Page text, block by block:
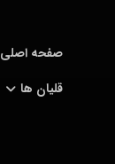
صفحه اصلی
قلیان ها